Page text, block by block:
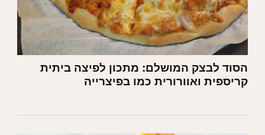
הסוד לבצק המושלם: מתכון לפיצה ביתית
קריספית ואוורורית כמו בפיצרייה